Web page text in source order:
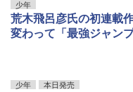
少年
荒木飛呂彦氏の初連載
変わって「最強ジャン
少年 本日発売